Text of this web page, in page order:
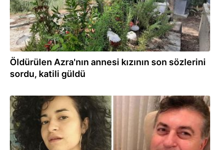
Öldürülen Azra'nın annesi kızının son sözlerini
sordu, katili güldü
30.05.2022